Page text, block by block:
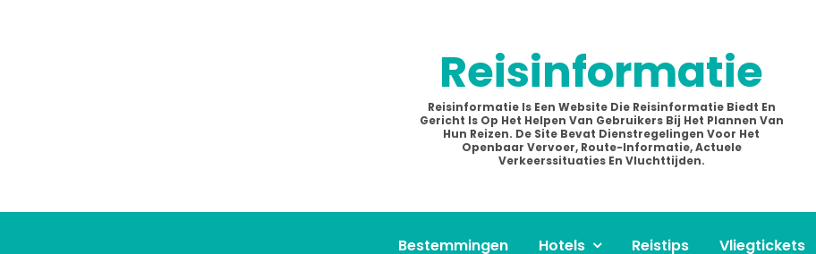
Reisinformatie
Reisinformatie Is Een Website Die Reisinformatie Biedt En
Gericht Is Op Het Helpen Van Gebruikers Bij Het Plannen Van
Hun Reizen. De Site Bevat Dienstregelingen Voor Het
Openbaar Vervoer, Route-Informatie, Actuele
Verkeerssituaties En Vluchttijden.
Bestemmingen Hotels Reistips Vliegtickets